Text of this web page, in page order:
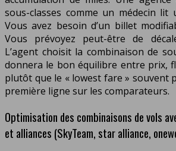
sous-classes comme un médecin lit
Vous avez besoin d’un billet
Vous prévoyez peut-être de
L’agent choisit la combinaison de
donnera le bon équilibre entre prix,
plutôt que le « lowest fare » souvent
première ligne sur les comparateurs.
Optimisation des combinaisons de vols
et alliances (SkyTeam, star alliance,